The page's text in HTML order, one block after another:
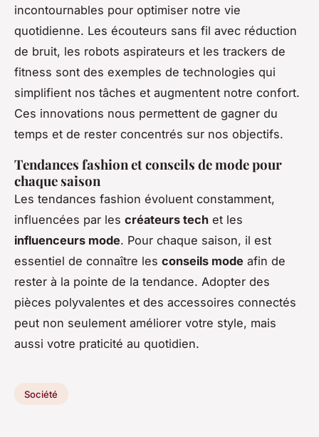
incontournables pour optimiser notre vie
quotidienne. Les écouteurs sans fil avec réduction
de bruit, les robots aspirateurs et les trackers de
fitness sont des exemples de technologies qui
simplifient nos tâches et augmentent notre confort.
Ces innovations nous permettent de gagner du
temps et de rester concentrés sur nos objectifs.
Tendances fashion et conseils de mode pour
chaque saison
Les tendances fashion évoluent constamment,
influencées par les créateurs tech et les
influenceurs mode. Pour chaque saison, il est
essentiel de connaître les conseils mode afin de
rester à la pointe de la tendance. Adopter des
pièces polyvalentes et des accessoires connectés
peut non seulement améliorer votre style, mais
aussi votre praticité au quotidien.
Société